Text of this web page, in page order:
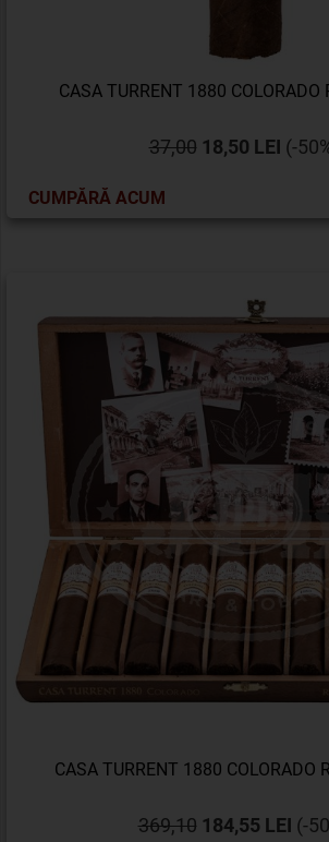
CASA TURRENT 1880 COLORADO
37,00 18,50 LEI (-
CUMPĂRĂ ACUM
CASA TURRENT 1880 COLORADO
369,10 184,55 LEI (-